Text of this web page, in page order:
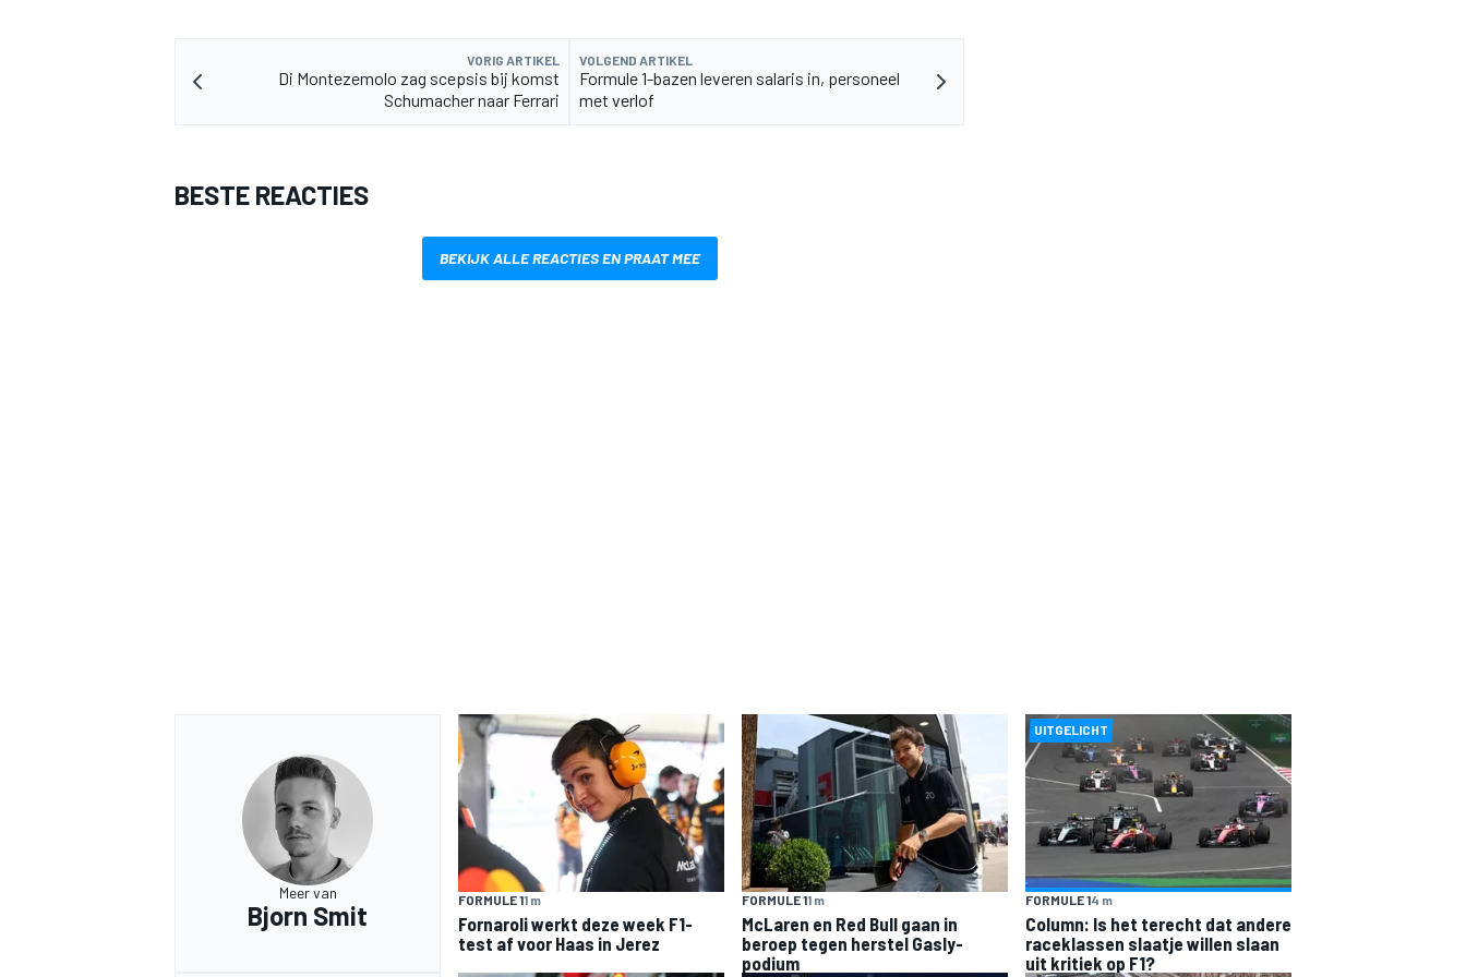
MEER RACEKLASSEN
VORIG ARTIKEL
Di Montezemolo zag scepsis bij komst
Schumacher naar Ferrari
VOLGEND ARTIKEL
Formule 1-bazen leveren salaris in, personeel
met verlof
BESTE REACTIES
BEKIJK ALLE REACTIES EN PRAAT MEE
Meer van
Bjorn Smit
FORMULE 11 m
Fornaroli werkt deze week F1-
test af voor Haas in Jerez
FORMULE 11 m
McLaren en Red Bull gaan in
beroep tegen herstel Gasly-
podium
UITGELICHT
FORMULE 14 m
Column: Is het terecht dat andere
raceklassen slaatje willen slaan
uit kritiek op F1?